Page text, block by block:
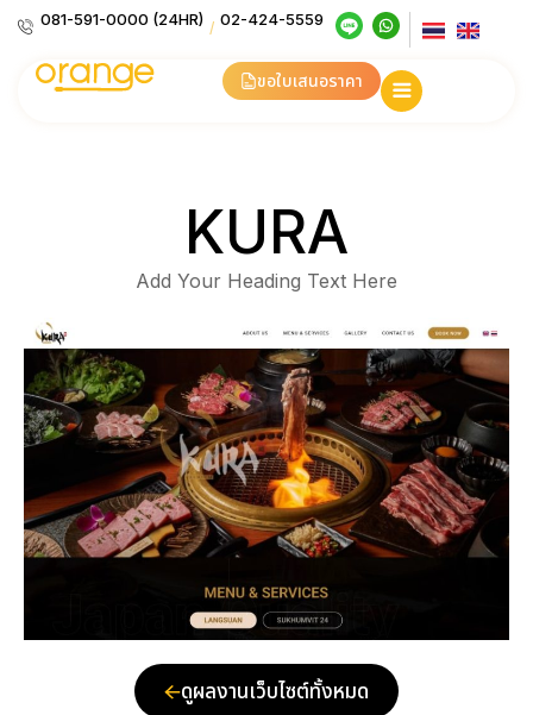
081-591-0000 (24HR) / 02-424-5559
ขอใบเสนอราคา
KURA
Add Your Heading Text Here
ดูผลงานเว็บไซต์ทั้งหมด